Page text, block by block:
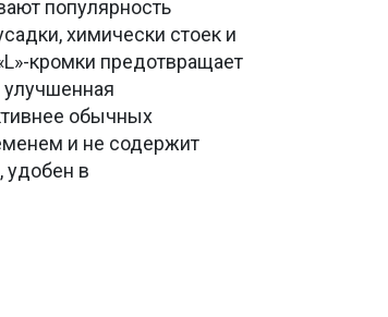
популярность
химически стоек и
кромки предотвращает
обычных
и не содержит
удобен в